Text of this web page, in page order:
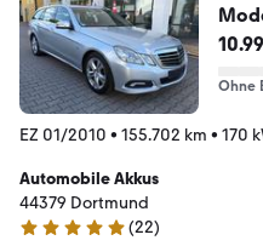
Xeno
Ohne
EZ 01/2010 • 155.702 km • 170
Automobile Akkus
44379 Dortmund
5 Sterne
(22)